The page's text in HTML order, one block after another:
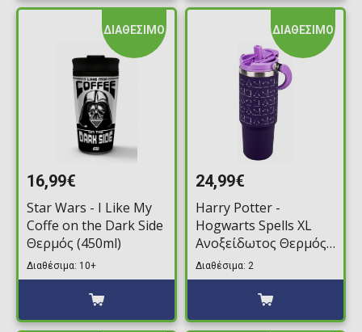
ΔΙΑΘΕΣΙΜΟ
16,99€
Star Wars - I Like My
Coffe on the Dark Side
Θερμός (450ml)
Διαθέσιμα: 10+
ΔΙΑΘΕΣΙΜΟ
24,99€
Harry Potter -
Hogwarts Spells XL
Ανοξείδωτος Θερμός
(900ml)
Διαθέσιμα: 2